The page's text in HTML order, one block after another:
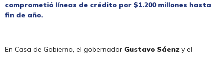
comprometió líneas de crédito por $1.200 millones hasta
fin de año.
En Casa de Gobierno, el gobernador Gustavo Sáenz y el